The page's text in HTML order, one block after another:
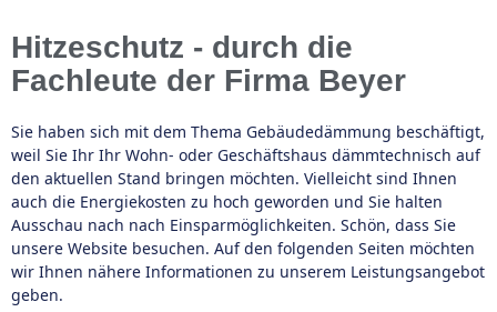
Hitzeschutz - durch die
Fachleute der Firma Beyer
Sie haben sich mit dem Thema Gebäudedämmung beschäftigt,
weil Sie Ihr Ihr Wohn- oder Geschäftshaus dämmtechnisch auf
den aktuellen Stand bringen möchten. Vielleicht sind Ihnen
auch die Energiekosten zu hoch geworden und Sie halten
Ausschau nach nach Einsparmöglichkeiten. Schön, dass Sie
unsere Website besuchen. Auf den folgenden Seiten möchten
wir Ihnen nähere Informationen zu unserem Leistungsangebot
geben.